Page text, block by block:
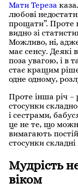
Мати Тереза
любові
прощати”. Проте
видно зі
Можливо, ні,
має сенсу.
поза увагою, і в
стає кращим
одне одному,
Проте інша річ –
стосунки
і сестрами,
це не те, що
вимагають
стосунки складні
Мудрість
віком